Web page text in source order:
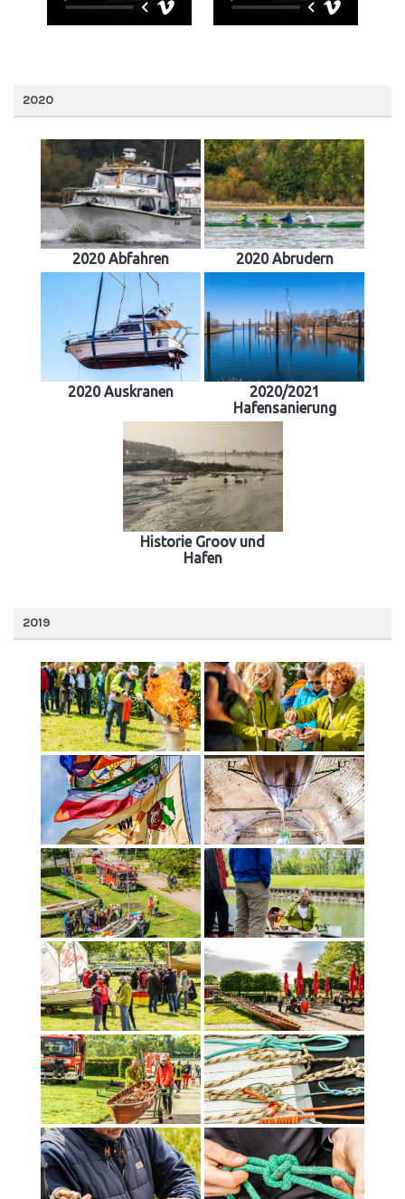
2020
2020 Abfahren 2020 Abrudern
2020 Auskranen
2020/2021
Hafensanierung
Historie Groov und
Hafen
2019